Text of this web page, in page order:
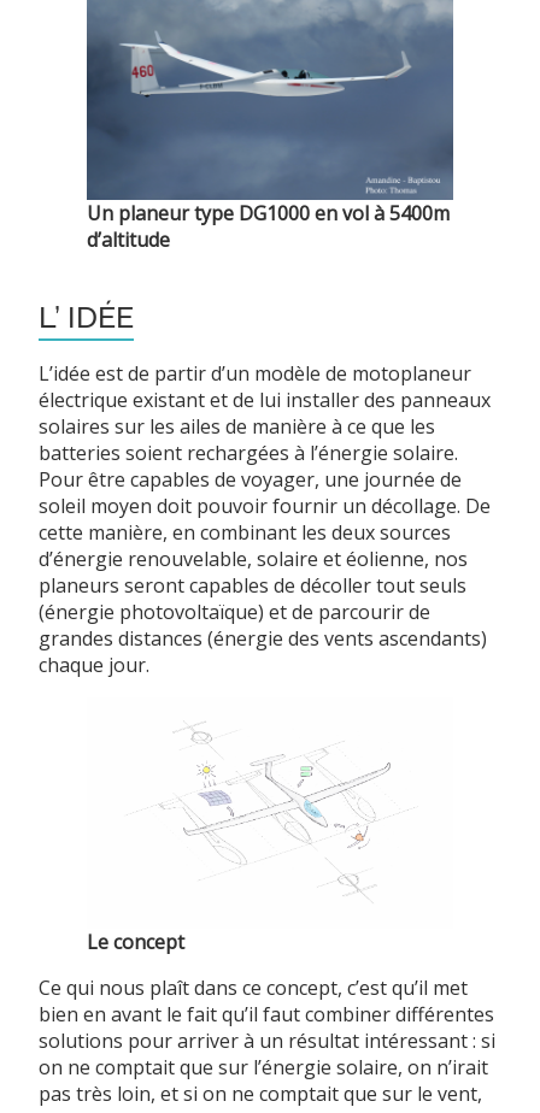
Un planeur type DG1000 en vol à 5400m
d’altitude
L’ IDÉE
L’idée est de partir d’un modèle de motoplaneur
électrique existant et de lui installer des panneaux
solaires sur les ailes de manière à ce que les
batteries soient rechargées à l’énergie solaire.
Pour être capables de voyager, une journée de
soleil moyen doit pouvoir fournir un décollage. De
cette manière, en combinant les deux sources
d’énergie renouvelable, solaire et éolienne, nos
planeurs seront capables de décoller tout seuls
(énergie photovoltaïque) et de parcourir de
grandes distances (énergie des vents ascendants)
chaque jour.
Le concept
Ce qui nous plaît dans ce concept, c’est qu’il met
bien en avant le fait qu’il faut combiner différentes
solutions pour arriver à un résultat intéressant : si
on ne comptait que sur l’énergie solaire, on n’irait
pas très loin, et si on ne comptait que sur le vent,